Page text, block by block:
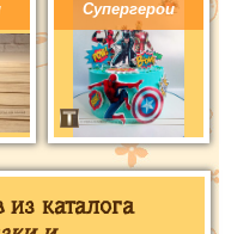
Супергерои
каталога